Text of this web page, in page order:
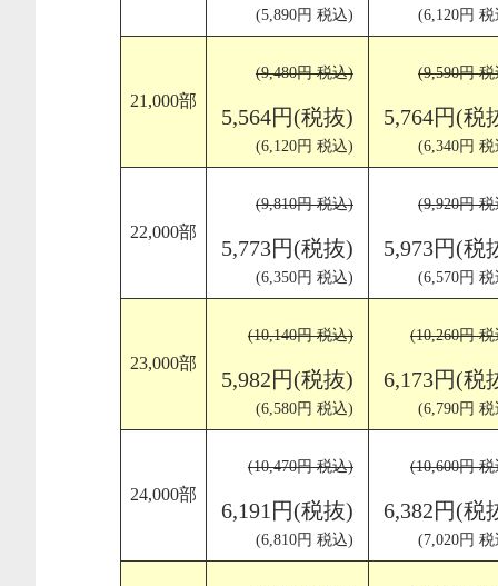
(5,890円 税込) (6,120円
21,000部
(9,480円 税込)
5,564円(税抜)
(6,120円 税込)
(9,590円
5,764円(税
(6,340円
22,000部
(9,810円 税込)
5,773円(税抜)
(6,350円 税込)
(9,920円
5,973円(税
(6,570円
23,000部
(10,140円 税込)
5,982円(税抜)
(6,580円 税込)
(10,260円
6,173円(税
(6,790円
24,000部
(10,470円 税込)
6,191円(税抜)
(6,810円 税込)
(10,600円
6,382円(税
(7,020円